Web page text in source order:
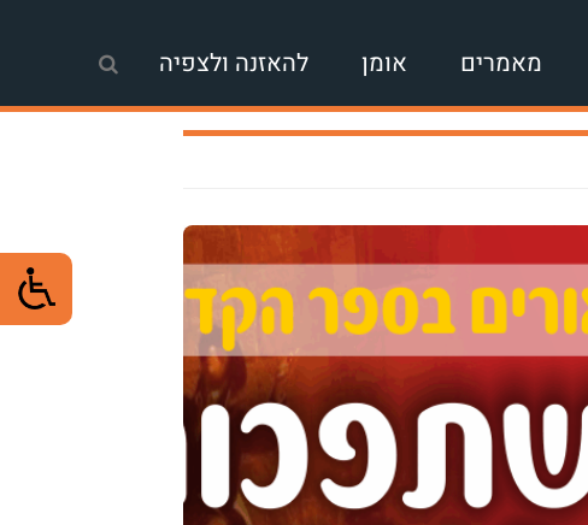
מאמרים אומן להאזנה ולצפיה